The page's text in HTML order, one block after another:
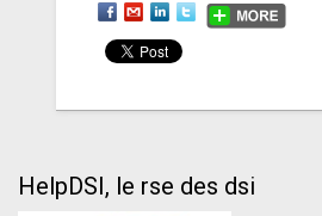
HelpDSI, le rse des dsi